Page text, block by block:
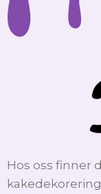
Hos oss finner